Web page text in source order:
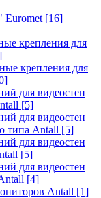
Euromet [16]
крепления для
крепления для
для видеостен
[5]
для видеостен
типа Antall [5]
для видеостен
[5]
для видеостен
[4]
Antall [1]